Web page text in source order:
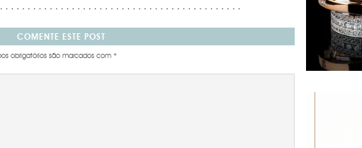
COMENTE ESTE POST
obrigatórios são marcados com *